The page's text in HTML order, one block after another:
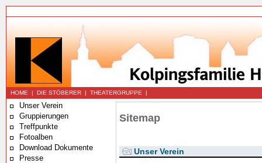
HOME | DIE STÖBERER | THEATERGRUPPE |
Unser Verein
Gruppierungen
Treffpunkte
Fotoalben
Download Dokumente
Presse
Sitemap
Unser Verein